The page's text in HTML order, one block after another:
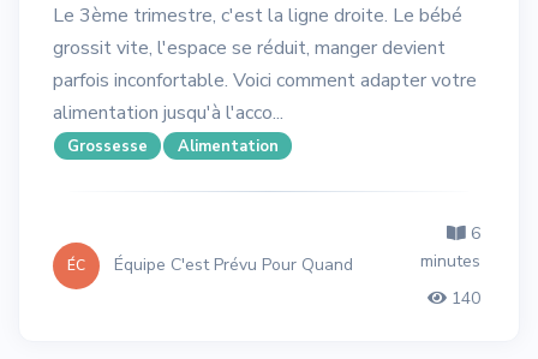
Le 3ème trimestre, c'est la ligne droite. Le bébé
grossit vite, l'espace se réduit, manger devient
parfois inconfortable. Voici comment adapter votre
alimentation jusqu'à l'acco...
Grossesse Alimentation
ÉC Équipe C'est Prévu Pour Quand
6
minutes
140